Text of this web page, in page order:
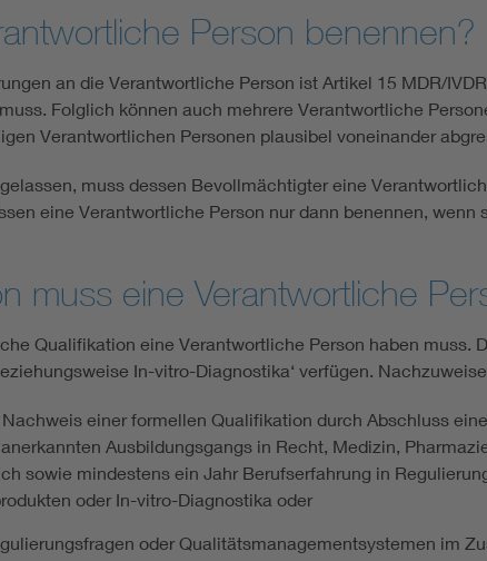
Person benennen?
an die Verantwortliche Person ist Artikel 15 MDR/
Folglich können auch mehrere Verantwortliche
Verantwortlichen Personen plausibel voneinander
muss dessen Bevollmächtigter eine
eine Verantwortliche Person nur dann benennen,
muss eine Verantwortliche
Qualifikation eine Verantwortliche Person haben muss.
In-vitro-Diagnostika‘ verfügen.
einer formellen Qualifikation durch Abschluss
Ausbildungsgangs in Recht, Medizin,
sowie mindestens ein Jahr Berufserfahrung in
oder In-vitro-Diagnostika oder
oder Qualitätsmanagementsystemen im